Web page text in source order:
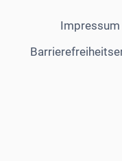
Impressum